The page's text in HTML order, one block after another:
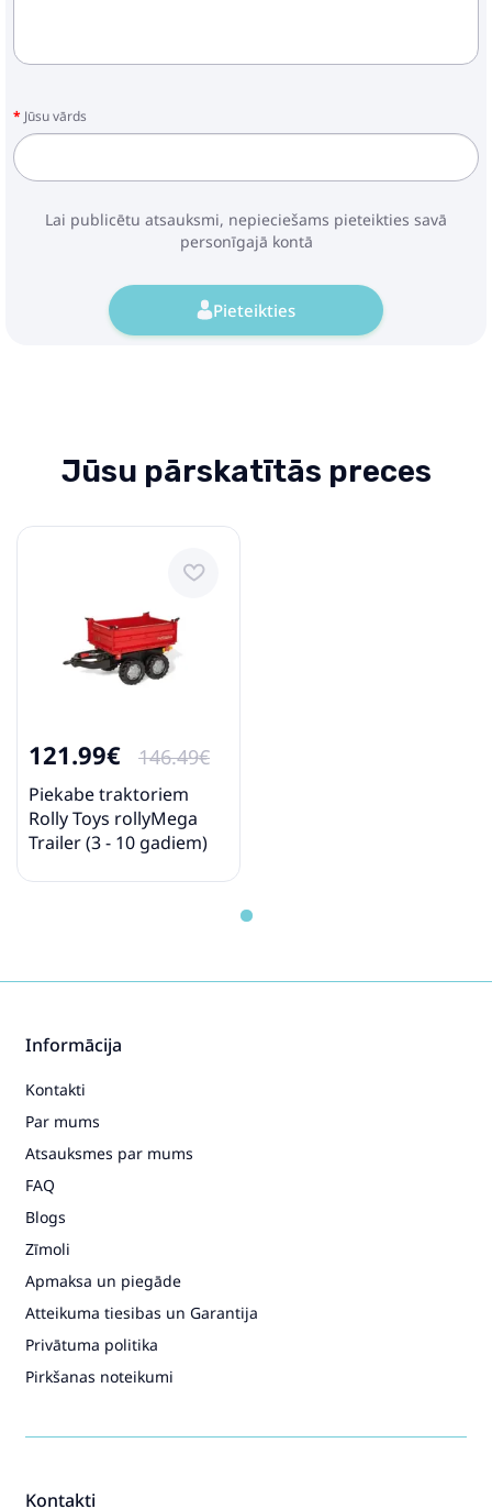
Jūsu vārds
Lai publicētu atsauksmi, nepieciešams pieteikties savā
personīgajā kontā
Pieteikties
Jūsu pārskatītās preces
121.99€ 146.49€
Piekabe traktoriem
Rolly Toys rollyMega
Trailer (3 - 10 gadiem)
Kontakti
Informācija
Kontakti
Par mums
Atsauksmes par mums
FAQ
Blogs
Zīmoli
Apmaksa un piegāde
Atteikuma tiesibas un Garantija
Privātuma politika
Pirkšanas noteikumi